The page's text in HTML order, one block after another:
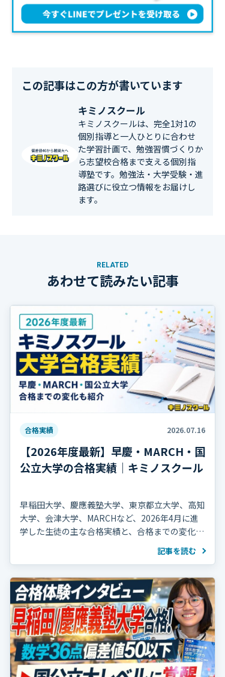
この記事はこの方が書いています
キミノスクール
キミノスクールは、完全1対1の
個別指導と一人ひとりに合わせ
た学習計画で、勉強習慣づくりか
ら志望校合格まで支える個別指
導塾です。勉強法・大学受験・進
路選びに役立つ情報をお届けし
ます。
RELATED
あわせて読みたい記事
合格実績 2026.07.16
【2026年度最新】早慶・MARCH・国
公立大学の合格実績｜キミノスクール
早稲田大学、慶應義塾大学、東京都立大学、高知
大学、会津大学、MARCHなど、2026年4月に進
学した生徒の主な合格実績と、合格までの変化を
記事を読む